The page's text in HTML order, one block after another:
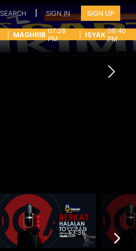
SEARCH SIGN IN SIGN UP
MAGHRIB 07:28
PM
ISYAK 08:40
PM
53:36